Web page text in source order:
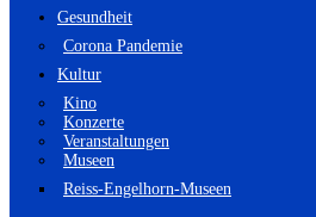
Gesundheit
Corona Pandemie
Kultur
Kino
Konzerte
Veranstaltungen
Museen
Reiss-Engelhorn-Museen